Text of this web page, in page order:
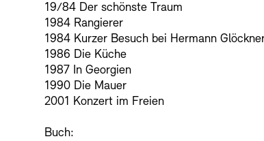
19/84 Der schönste Traum
1984 Rangierer
1984 Kurzer Besuch bei Hermann
1986 Die Küche
1987 In Georgien
1990 Die Mauer
2001 Konzert im Freien
Buch: